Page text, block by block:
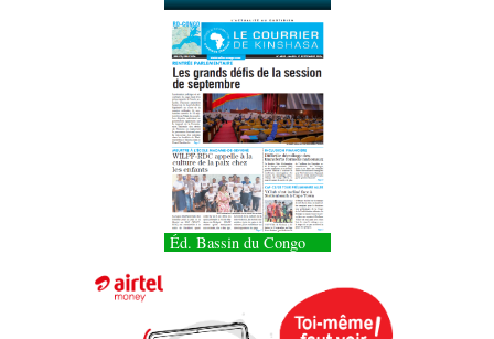
Éd. Bassin du Congo